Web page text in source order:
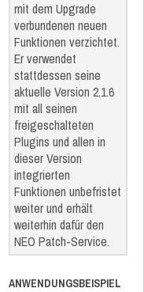
mit dem Upgrade
verbundenen neuen
Funktionen verzichtet.
Er verwendet
stattdessen seine
aktuelle Version 2.1.6
mit all seinen
freigeschalteten
Plugins und allen in
dieser Version
integrierten
Funktionen unbefristet
weiter und erhält
weiterhin dafür den
NEO Patch-Service.
ANWENDUNGSBEISPIEL